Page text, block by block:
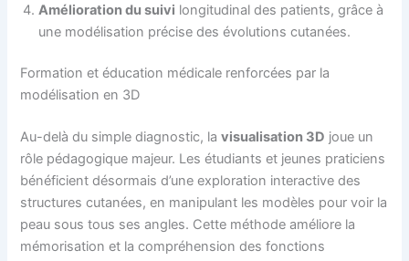
Amélioration du suivi longitudinal des patients, grâce à
une modélisation précise des évolutions cutanées.
Formation et éducation médicale renforcées par la
modélisation en 3D
Au-delà du simple diagnostic, lavisualisation 3D joue un
rôle pédagogique majeur. Les étudiants et jeunes praticiens
bénéficient désormais d’une exploration interactive des
structures cutanées, en manipulant les modèles pour voir la
peau sous tous ses angles. Cette méthode améliore la
mémorisation et la compréhension des fonctions